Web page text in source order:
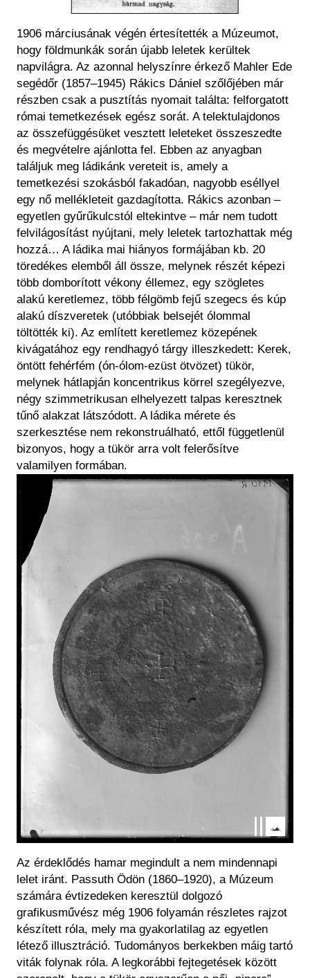
1906 márciusának végén értesítették a Múzeumot,
hogy földmunkák során újabb leletek kerültek
napvilágra. Az azonnal helyszínre érkező Mahler Ede
segédőr (1857–1945) Rákics Dániel szőlőjében már
részben csak a pusztítás nyomait találta: felforgatott
római temetkezések egész sorát. A telektulajdonos
az összefüggésüket vesztett leleteket összeszedte
és megvételre ajánlotta fel. Ebben az anyagban
találjuk meg ládikánk vereteit is, amely a
temetkezési szokásból fakadóan, nagyobb eséllyel
egy nő mellékleteit gazdagította. Rákics azonban –
egyetlen gyűrűkulcstól eltekintve – már nem tudott
felvilágosítást nyújtani, mely leletek tartozhattak még
hozzá… A ládika mai hiányos formájában kb. 20
töredékes elemből áll össze, melynek részét képezi
több domborított vékony éllemez, egy szögletes
alakú keretlemez, több félgömb fejű szegecs és kúp
alakú díszveretek (utóbbiak belsejét ólommal
töltötték ki). Az említett keretlemez közepének
kivágatához egy rendhagyó tárgy illeszkedett: Kerek,
öntött fehérfém (ón-ólom-ezüst ötvözet) tükör,
melynek hátlapján koncentrikus körrel szegélyezve,
négy szimmetrikusan elhelyezett talpas keresztnek
tűnő alakzat látszódott. A ládika mérete és
szerkesztése nem rekonstruálható, ettől függetlenül
bizonyos, hogy a tükör arra volt felerősítve
valamilyen formában.
Az érdeklődés hamar megindult a nem mindennapi
lelet iránt. Passuth Ödön (1860–1920), a Múzeum
számára évtizedeken keresztül dolgozó
grafikusművész még 1906 folyamán részletes rajzot
készített róla, mely ma gyakorlatilag az egyetlen
létező illusztráció. Tudományos berkekben máig tartó
viták folynak róla. A legkorábbi fejtegetések között